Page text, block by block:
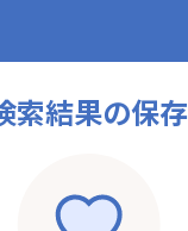
索結果の保存